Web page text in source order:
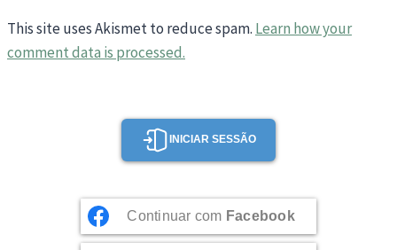
This site uses Akismet to reduce spam. Learn how your
comment data is processed.
INICIAR SESSÃO
Continuar com Facebook